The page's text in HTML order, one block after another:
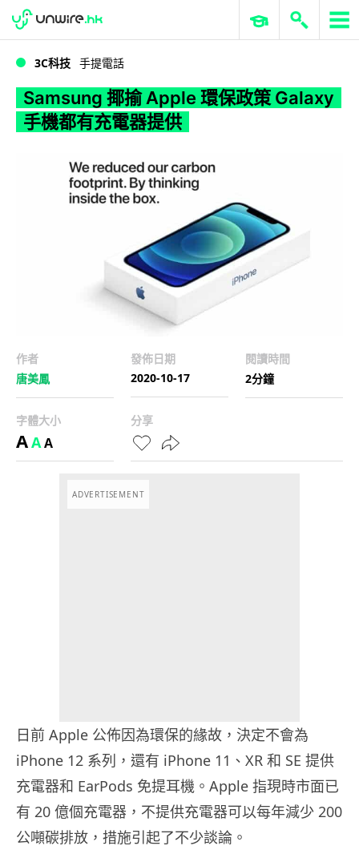
WWDC 2026 ERP 與商業 AI
3C科技 手提電話
Samsung 揶揄 Apple 環保政策 Galaxy
手機都有充電器提供
作者
唐美鳳
發佈日期
2020-10-17
閱讀時間
2分鐘
字體大小
AAA
分享
ADVERTISEMENT
日前 Apple 公佈因為環保的緣故，決定不會為
iPhone 12 系列，還有 iPhone 11、XR 和 SE 提供
充電器和 EarPods 免提耳機。Apple 指現時市面已
有 20 億個充電器，不提供充電器可以每年減少 200
公噸碳排放，措施引起了不少談論。